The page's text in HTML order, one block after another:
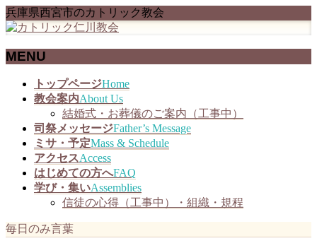
兵庫県西宮市のカトリック教会
MENU
トップページHome
教会案内About Us
結婚式・お葬儀のご案内（工事中）
司祭メッセージFather’s Message
ミサ・予定Mass & Schedule
アクセスAccess
はじめての方へFAQ
学び・集いAssemblies
信徒の心得（工事中）・組織・規程
毎日のみ言葉